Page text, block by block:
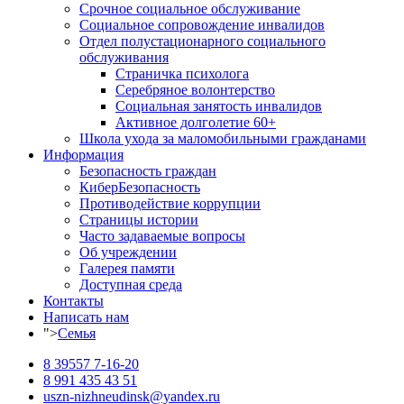
Срочное социальное обслуживание
Социальное сопровождение инвалидов
Отдел полустационарного социального
обслуживания
Страничка психолога
Серебряное волонтерство
Социальная занятость инвалидов
Активное долголетие 60+
Школа ухода за маломобильными гражданами
Информация
Безопасность граждан
КиберБезопасность
Противодействие коррупции
Страницы истории
Часто задаваемые вопросы
Об учреждении
Галерея памяти
Доступная среда
Контакты
Написать нам
">Семья
8 39557 7-16-20
8 991 435 43 51
uszn-nizhneudinsk@yandex.ru